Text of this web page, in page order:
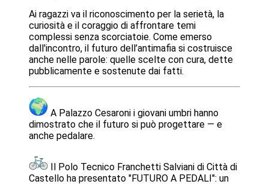
Ai ragazzi va il riconoscimento per la serietà, la
curiosità e il coraggio di affrontare temi
complessi senza scorciatoie. Come emerso
dall'incontro, il futuro dell’antimafia si costruisce
anche nelle parole: quelle scelte con cura, dette
pubblicamente e sostenute dai fatti.
A Palazzo Cesaroni i giovani umbri hanno
dimostrato che il futuro si può progettare — e
anche pedalare.
Il Polo Tecnico Franchetti Salviani di Città di
Castello ha presentato "FUTURO A PEDALI": un